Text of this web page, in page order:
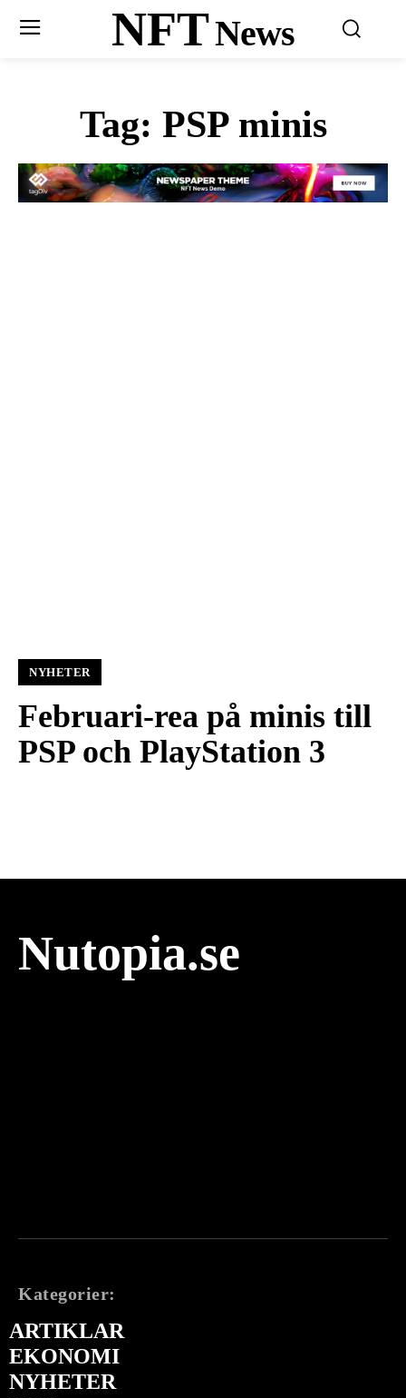
NFTNews
Tag: PSP minis
NYHETER
Februari-rea på minis till
PSP och PlayStation 3
Nutopia.se
Kategorier:
ARTIKLAR
EKONOMI
NYHETER